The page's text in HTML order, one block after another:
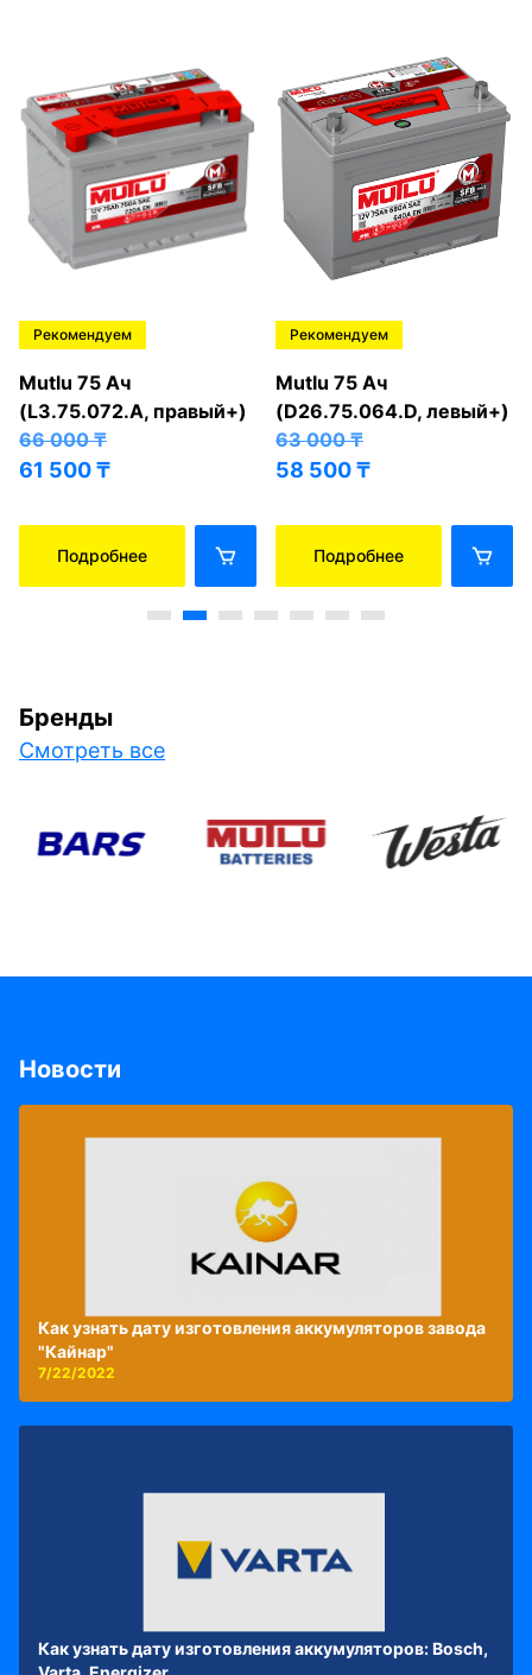
Рекомендуем
Mutlu 75 Ач
(L3.75.072.A, правый+)
66 000₸
61 500₸
Подробнее
Рекомендуем
Mutlu 75 Ач
(D26.75.064.D, левый+)
63 000₸
58 500₸
Подробнее
Бренды
Смотреть все
Новости
Как узнать дату изготовления аккумуляторов завода
"Кайнар"
7/22/2022
Как узнать дату изготовления аккумуляторов: Bosch,